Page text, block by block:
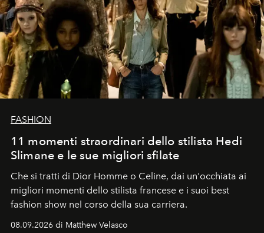
FASHION
11 momenti straordinari dello stilista Hedi
Slimane e le sue migliori sfilate
Che si tratti di Dior Homme o Celine, dai un'occhiata ai
migliori momenti dello stilista francese e i suoi best
fashion show nel corso della sua carriera.
08.09.2026 di Matthew Velasco